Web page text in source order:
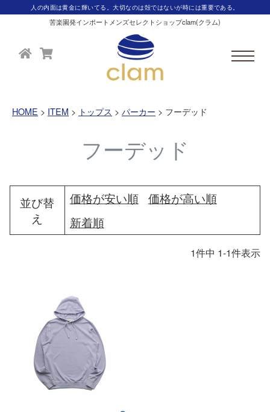
人の内面は黄金に輝いてる。大切なのは殻ではないが時には重要である。
苦楽園発インポートメンズセレクトショップclam(クラム)
HOME ITEM トップス パーカー フーデッド
フーデッド
並び替
え
価格が安い順
価格が高い順
新着順
1件中 1-1件表示